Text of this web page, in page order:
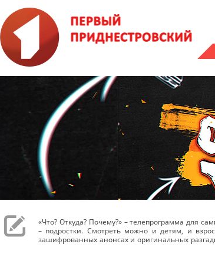
«Что? Откуда? Почему?» – телепрограмма для
– подростки. Смотреть можно и детям, и
зашифрованных анонсах и оригинальных